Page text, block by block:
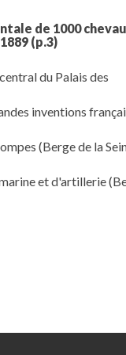
de 1000
(p.3)
du Palais des
inventions
(Berge de la
et d'artillerie